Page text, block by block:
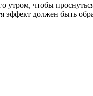
чтобы
должен быть